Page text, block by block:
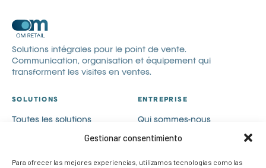
Gestionar consentimiento
Para ofrecer las mejores experiencias, utilizamos tecnologías como las
Solutions intégrales pour le point de vente.
Communication, organisation et équipement qui
transforment les visites en ventes.
SOLUTIONS
Toutes les solutions
Communication visuelle
PLV
ENTREPRISE
Qui sommes-nous
Catalogues
Contact